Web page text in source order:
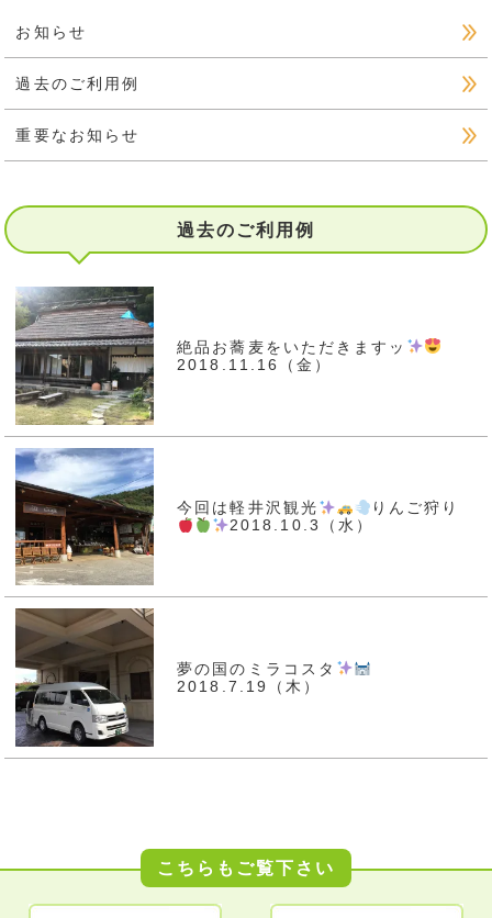
お知らせ
過去のご利用例
重要なお知らせ
過去のご利用例
絶品お蕎麦をいただきますッ
2018.11.16（金）
今回は軽井沢観光
りんご狩り
2018.10.3（水）
夢の国のミラコスタ
2018.7.19（木）
こちらもご覧下さい